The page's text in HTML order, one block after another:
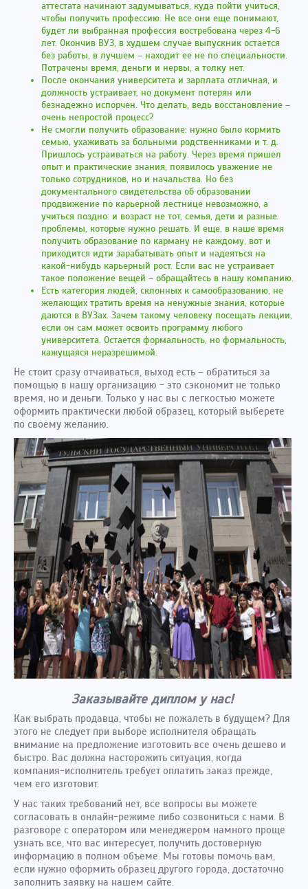
аттестата начинают задумываться, куда пойти учиться,
чтобы получить профессию. Не все они еще понимают,
будет ли выбранная профессия востребована через 4-6
лет. Окончив ВУЗ, в худшем случае выпускник остается
без работы, в лучшем – находит ее не по специальности.
Потрачены время, деньги и нервы, а толку нет.
После окончания университета и зарплата отличная, и
должность устраивает, но документ потерян или
безнадежно испорчен. Что делать, ведь восстановление –
очень непростой процесс?
Не смогли получить образование: нужно было кормить
семью, ухаживать за больными родственниками и т. д.
Пришлось устраиваться на работу. Через время пришел
опыт и практические знания, появилось уважение не
только сотрудников, но и начальства. Но без
документального свидетельства об образовании
продвижение по карьерной лестнице невозможно, а
учиться поздно: и возраст не тот, семья, дети и разные
проблемы, которые нужно решать. И еще, в наше время
получить образование по карману не каждому, вот и
приходится идти зарабатывать опыт и надеяться на
какой-нибудь карьерный рост. Если вас не устраивает
такое положение вещей – обращайтесь в нашу компанию.
Есть категория людей, склонных к самообразованию, не
желающих тратить время на ненужные знания, которые
даются в ВУЗах. Зачем такому человеку посещать лекции,
если он сам может освоить программу любого
университета. Остается формальность, но формальность,
кажущаяся неразрешимой.
Не стоит сразу отчаиваться, выход есть – обратиться за
помощью в нашу организацию - это сэкономит не только
время, но и деньги. Только у нас вы с легкостью можете
оформить практически любой образец, который выберете
по своему желанию.
Заказывайте диплом у нас!
Как выбрать продавца, чтобы не пожалеть в будущем? Для
этого не следует при выборе исполнителя обращать
внимание на предложение изготовить все очень дешево и
быстро. Вас должна насторожить ситуация, когда
компания-исполнитель требует оплатить заказ прежде,
чем его изготовит.
У нас таких требований нет, все вопросы вы можете
согласовать в онлайн-режиме либо созвониться с нами. В
разговоре с оператором или менеджером намного проще
узнать все, что вас интересует, получить достоверную
информацию в полном объеме. Мы готовы помочь вам,
если нужно оформить образец другого города, достаточно
заполнить заявку на нашем сайте.